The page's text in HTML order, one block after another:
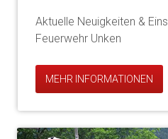
Aktuelle Neuigkeiten &
Feuerwehr Unken
MEHR INFORMATIONEN